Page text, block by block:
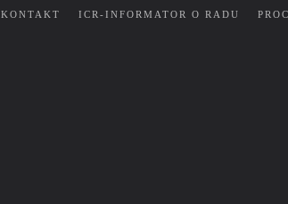
KONTAKT ICR-INFORMATOR O RADU